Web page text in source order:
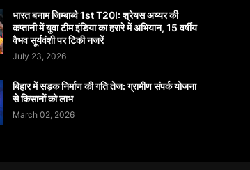
भारत बनाम जिम्बाब्वे 1st T20I: श्रेयस अय्यर की
कप्तानी में युवा टीम इंडिया का हरारे में अभियान, 15 वर्षीय
वैभव सूर्यवंशी पर टिकी नजरें
July 23, 2026
बिहार में सड़क निर्माण की गति तेज: ग्रामीण संपर्क योजना
से किसानों को लाभ
March 02, 2026